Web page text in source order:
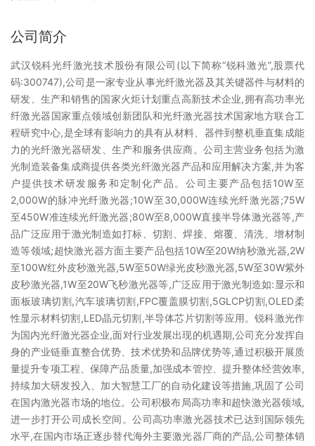
公司简介
武汉锐科光纤激光技术股份有限公司(以下简称“锐科激光”,股票代
码:300747),公司是一家专业从事光纤激光器及其关键器件与材料的
研发、生产和销售的国家火炬计划重点高新技术企业,拥有高功率光
纤激光器国家重点领域创新团队和光纤激光器技术国家地方联合工
程研究中心,是全球有影响力的具有从材料、器件到整机垂直集成能
力的光纤激光器研发、生产和服务供应商。公司主营业务包括为激
光制造装备集成商提供各类光纤激光器产品和应用解决方案,并为客
户提供技术研发服务和定制化产品。公司主要产品包括10W至
2,000W的脉冲光纤激光器;10W至30,000W连续光纤激光器;75W
至450W准连续光纤激光器;80W至8,000W直接半导体激光器等,产
品广泛应用于激光制造如打标、切割、焊接、熔覆、清洗、增材制
造等领域;超快激光器方面主要产品包括10W至20W纳秒激光器,2W
至100W红外皮秒激光器,5W至50W绿光皮秒激光器,5W至30W紫外
皮秒激光器,1W至20W飞秒激光器等,广泛应用于激光制造如:显示和
面板玻璃切割,汽车玻璃切割,FPC覆盖膜切割,5GLCP切割,OLED柔
性显示材料切割,LED晶元切割,半导体芯片切割等应用。锐科激光作
为国内光纤激光器企业,面对行业发展出现的机遇期,公司充分发挥自
身的产业链垂直整合优势、技术优势和品牌优势等,通过积极开展质
量提升专项工程、保障产品质量,加强成本管控、提升整体经营效率,
持续加大研发投入、加大智慧工厂的自动化建设等措施,巩固了公司
在国内激光器市场的地位。公司积极布局高功率和超快激光器领域,
进一步打开公司成长空间。公司高功率激光器技术已达到国际领先
水平,在国内市场正逐步替代海外主要激光器厂商的产品,公司整体销